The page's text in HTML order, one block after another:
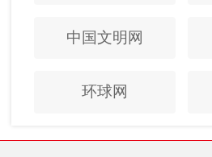
中国文明网
环球网